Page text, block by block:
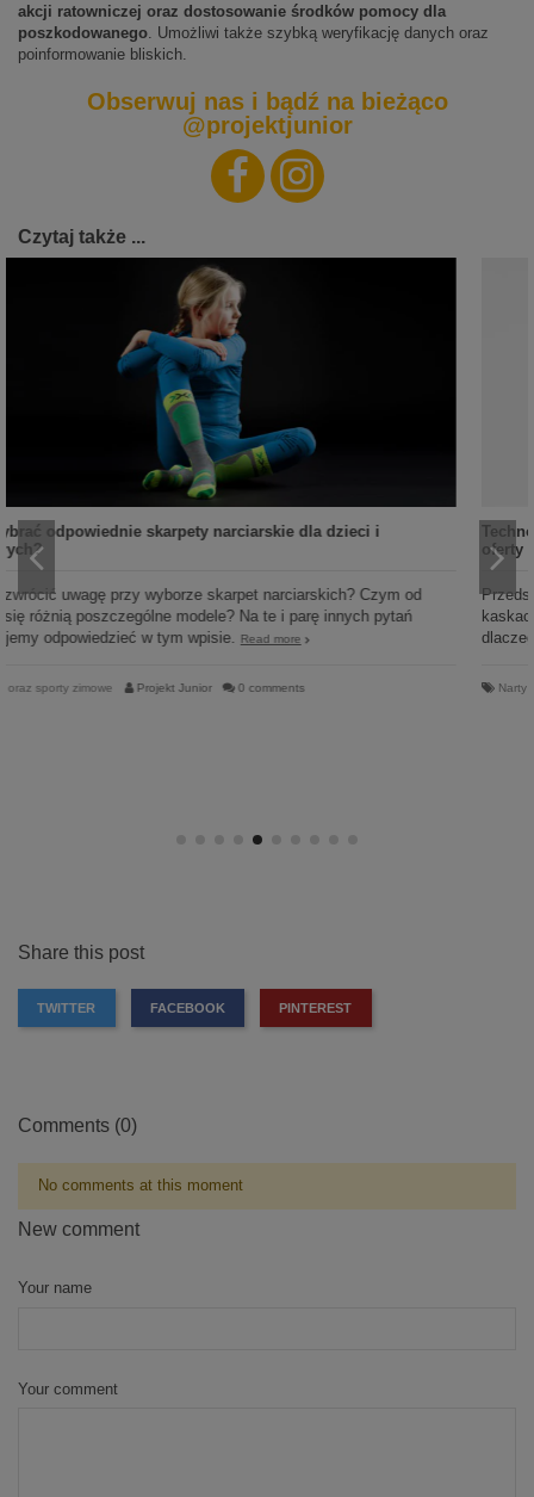
akcji ratowniczej oraz dostosowanie środków pomocy dla
poszkodowanego . Umożliwi także szybką weryfikację danych oraz
poinformowanie bliskich.
Obserwuj nas i bądź na bieżąco
@projektjunior
Czytaj także ...
Technologie bezpieczeństwa w kaskach narciarskich z naszej
oferty
Przedstawimy technologie bezpieczeństwa, które możesz spotkać w
kaskach narciarskich oferowanych w naszym sklepie oraz pokażemy
dlaczego są one tak istotne.Read more
Narty oraz sporty zimowe Projekt Junior 0 comments
Share this post
TWITTER FACEBOOK PINTEREST
Comments (0)
No comments at this moment
New comment
Your name
Your comment